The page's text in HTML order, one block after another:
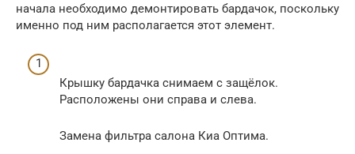
начала необходимо демонтировать бардачок, поскольку
именно под ним располагается этот элемент.
Крышку бардачка снимаем с защёлок.
Расположены они справа и слева.
Замена фильтра салона Киа Оптима.